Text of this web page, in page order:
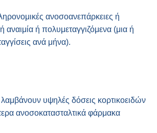
ανοσοανεπάρκειες ή
αναιμία ή πολυμεταγγιζόμενα (μια ή
ανά μήνα).
υψηλές δόσεις κορτικοειδών
ανοσοκατασταλτικά φάρμακα